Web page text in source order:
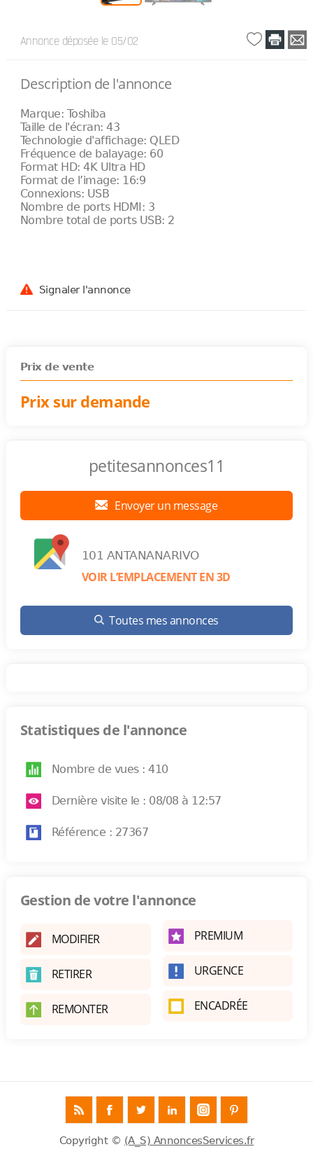
Annonce déposée le 05/02
Description de l'annonce
Marque: Toshiba
Taille de l'écran: 43
Technologie d'affichage: QLED
Fréquence de balayage: 60
Format HD: ‎4K Ultra HD
Format de l’image: 16:9
Connexions: ‎USB
Nombre de ports HDMI: ‎3
Nombre total de ports USB: 2
Signaler l'annonce
Prix de vente
Prix sur demande
petitesannonces11
Envoyer un message
101 ANTANANARIVO
VOIR L’EMPLACEMENT EN 3D
Toutes mes annonces
Statistiques de l'annonce
Nombre de vues : 410
Dernière visite le : 08/08 à 12:57
Référence : 27367
Gestion de votre l'annonce
MODIFIER
RETIRER
REMONTER
PREMIUM
URGENCE
ENCADRÉE
Copyright © (A_S) AnnoncesServices.fr